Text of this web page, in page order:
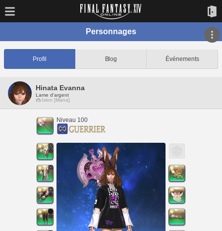
Personnages
Profil Blog Événements
Hinata Evanna
Lame d'argent
Ixion [Mana]
Niveau 100